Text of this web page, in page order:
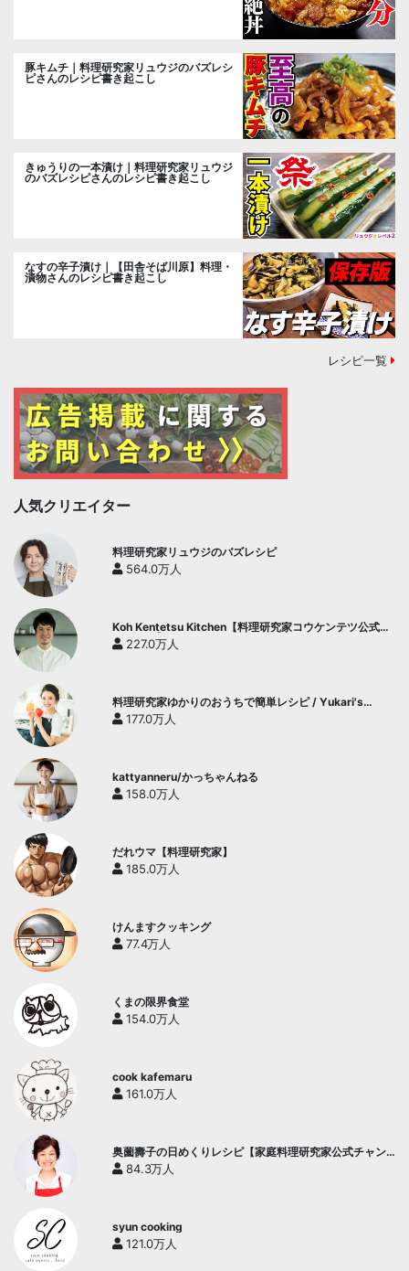
豚キムチ｜料理研究家リュウジのバズレシ
ピさんのレシピ書き起こし
きゅうりの一本漬け｜料理研究家リュウジ
のバズレシピさんのレシピ書き起こし
なすの辛子漬け｜【田舎そば川原】料理・
漬物さんのレシピ書き起こし
レシピ一覧
人気クリエイター
料理研究家リュウジのバズレシピ
564.0万人
Koh Kentetsu Kitchen【料理研究家コウケンテツ公式チ
ャンネル】
227.0万人
料理研究家ゆかりのおうちで簡単レシピ / Yukari's
Kitchen
177.0万人
kattyanneru/かっちゃんねる
158.0万人
だれウマ【料理研究家】
185.0万人
けんますクッキング
77.4万人
くまの限界食堂
154.0万人
cook kafemaru
161.0万人
奥薗壽子の日めくりレシピ【家庭料理研究家公式チャン
ネル】
84.3万人
syun cooking
121.0万人